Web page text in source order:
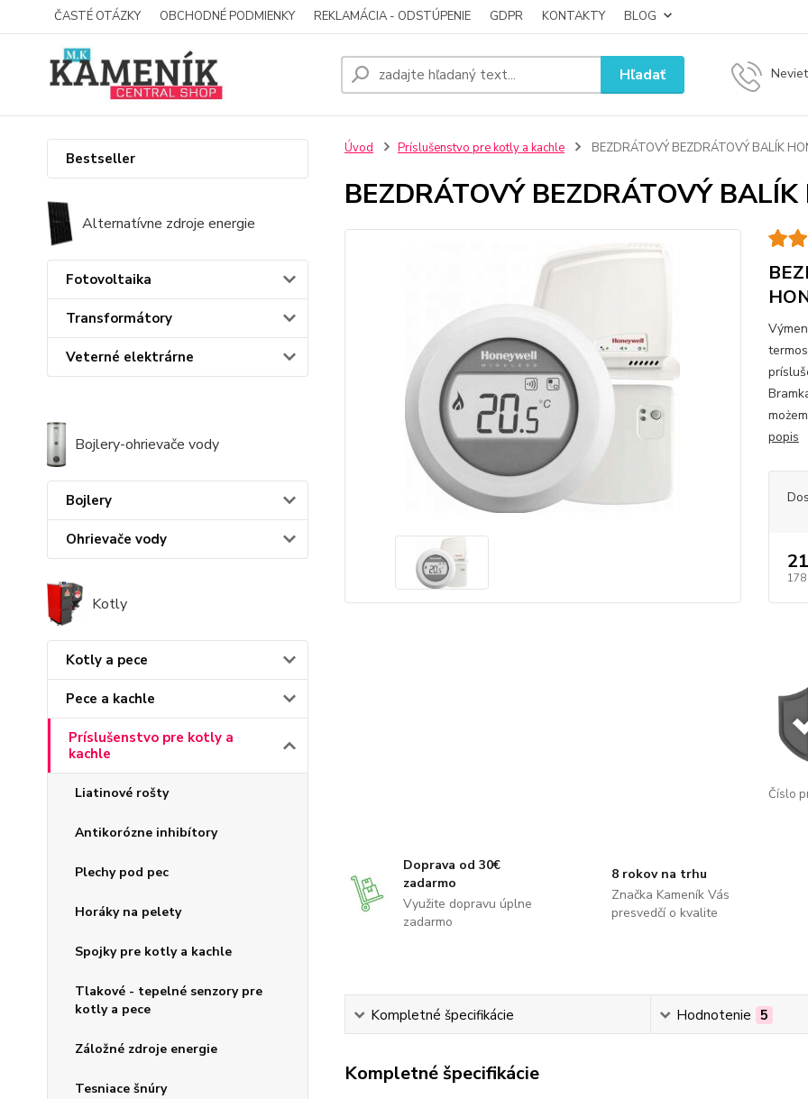
ČASTÉ OTÁZKY OBCHODNÉ PODMIENKY REKLAMÁCIA - ODSTÚPENIE GDPR KONTAKTY BLOG
Hľadať
Bestseller
Alternatívne zdroje energie
Fotovoltaika
Transformátory
Veterné elektrárne
Bojlery-ohrievače vody
Bojlery
Ohrievače vody
Kotly
Kotly a pece
Pece a kachle
Príslušenstvo pre kotly a
kachle
Liatinové rošty
Antikorózne inhibítory
Plechy pod pec
Horáky na pelety
Spojky pre kotly a kachle
Tlakové - tepelné senzory pre
kotly a pece
Záložné zdroje energie
Tesniace šnúry
Úvod Príslušenstvo pre kotly a kachle BEZDRÁTOVÝ BEZDRÁTOVÝ BALÍK
BEZDRÁTOVÝ BEZDRÁTOVÝ
popis
Číslo
Doprava od 30€
zadarmo
Využite dopravu úplne
zadarmo
8 rokov na trhu
Značka Kameník Vás
presvedčí o kvalite
Kompletné špecifikácie Hodnotenie 5
Kompletné špecifikácie